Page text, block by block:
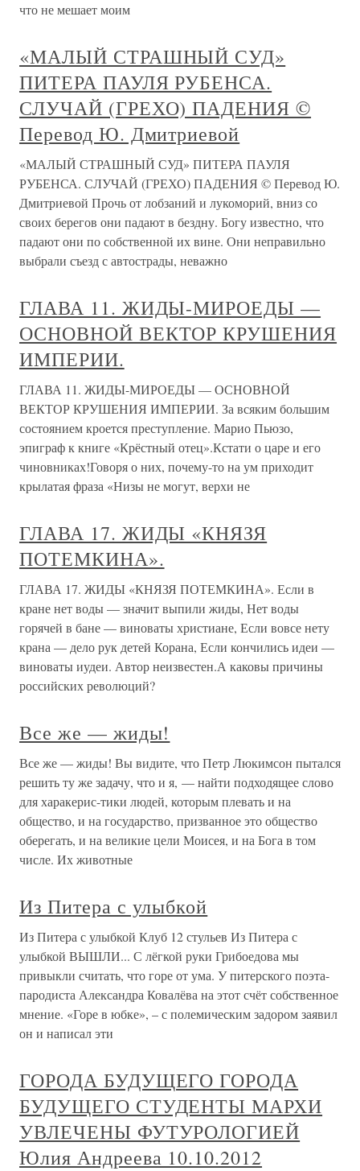
что не мешает моим
«МАЛЫЙ СТРАШНЫЙ СУД»
ПИТЕРА ПАУЛЯ РУБЕНСА.
СЛУЧАЙ (ГРЕХО) ПАДЕНИЯ ©
Перевод Ю. Дмитриевой
«МАЛЫЙ СТРАШНЫЙ СУД» ПИТЕРА ПАУЛЯ
РУБЕНСА. СЛУЧАЙ (ГРЕХО) ПАДЕНИЯ © Перевод Ю.
Дмитриевой Прочь от лобзаний и лукоморий, вниз со
своих берегов они падают в бездну. Богу известно, что
падают они по собственной их вине. Они неправильно
выбрали съезд с автострады, неважно
ГЛАВА 11. ЖИДЫ-МИРОЕДЫ —
ОСНОВНОЙ ВЕКТОР КРУШЕНИЯ
ИМПЕРИИ.
ГЛАВА 11. ЖИДЫ-МИРОЕДЫ — ОСНОВНОЙ
ВЕКТОР КРУШЕНИЯ ИМПЕРИИ. За всяким большим
состоянием кроется преступление. Марио Пьюзо,
эпиграф к книге «Крёстный отец».Кстати о царе и его
чиновниках!Говоря о них, почему-то на ум приходит
крылатая фраза «Низы не могут, верхи не
ГЛАВА 17. ЖИДЫ «КНЯЗЯ
ПОТЕМКИНА».
ГЛАВА 17. ЖИДЫ «КНЯЗЯ ПОТЕМКИНА». Если в
кране нет воды — значит выпили жиды, Нет воды
горячей в бане — виноваты христиане, Если вовсе нету
крана — дело рук детей Корана, Если кончились идеи —
виноваты иудеи. Автор неизвестен.А каковы причины
российских революций?
Все же — жиды!
Все же — жиды! Вы видите, что Петр Люкимсон пытался
решить ту же задачу, что и я, — найти подходящее слово
для харакерис-тики людей, которым плевать и на
общество, и на государство, призванное это общество
оберегать, и на великие цели Моисея, и на Бога в том
числе. Их животные
Из Питера с улыбкой
Из Питера с улыбкой Клуб 12 стульев Из Питера с
улыбкой ВЫШЛИ... С лёгкой руки Грибоедова мы
привыкли считать, что горе от ума. У питерского поэта-
пародиста Александра Ковалёва на этот счёт собственное
мнение. «Горе в юбке», – с полемическим задором заявил
он и написал эти
ГОРОДА БУДУЩЕГО ГОРОДА
БУДУЩЕГО СТУДЕНТЫ МАРХИ
УВЛЕЧЕНЫ ФУТУРОЛОГИЕЙ
Юлия Андреева 10.10.2012